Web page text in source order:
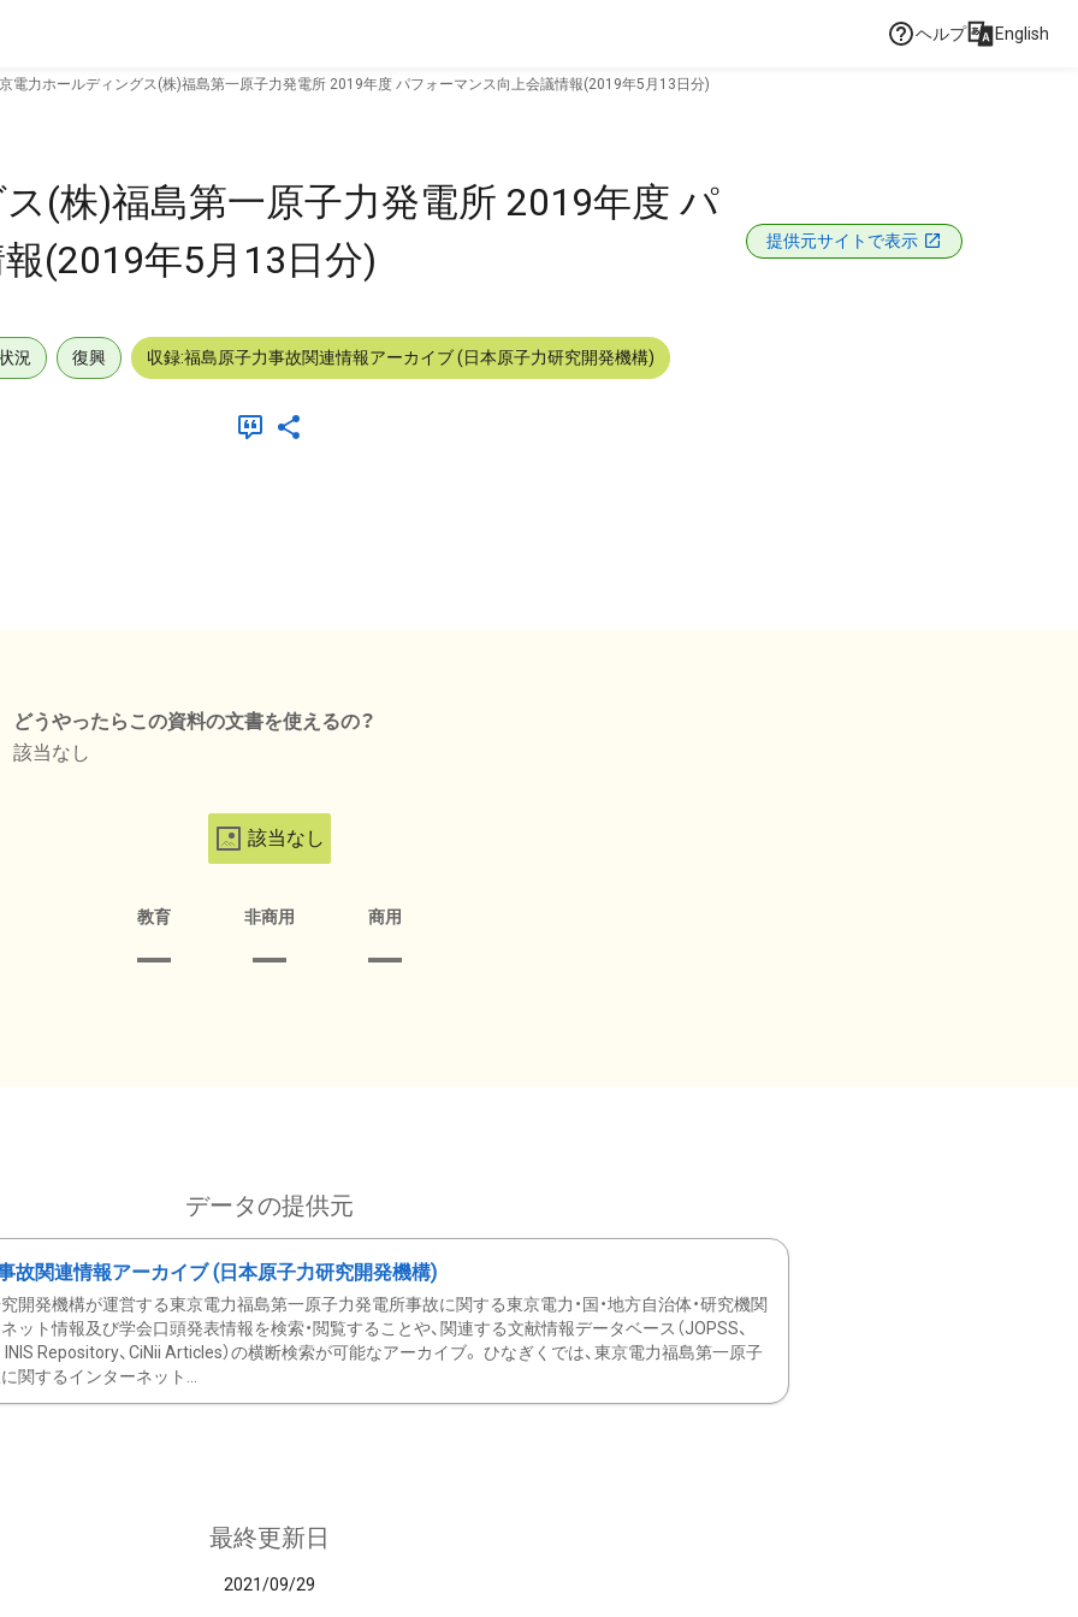
ヘルプ English
電力ホールディングス(株)福島第一原子力発電所 2019年度 パフォーマンス向上会議情報(2019年5月13日分)
(株)福島第一原子力発電所 2019年度 パ
(2019年5月13日分)
提供元サイトで表示
況 復興 収録:福島原子力事故関連情報アーカイブ (日本原子力研究開発機構)
どうやったらこの資料の文書を使えるの？
該当なし
該当なし
教育 非商用 商用
データの提供元
故関連情報アーカイブ (日本原子力研究開発機構)
開発機構が運営する東京電力福島第一原子力発電所事故に関する東京電力・国・地方自治体・研究機関
ット情報及び学会口頭発表情報を検索・閲覧することや、関連する文献情報データベース（JOPSS、
INIS Repository、CiNii Articles）の横断検索が可能なアーカイブ。 ひなぎくでは、東京電力福島第一原子
関するインターネット...
最終更新日
2021/09/29